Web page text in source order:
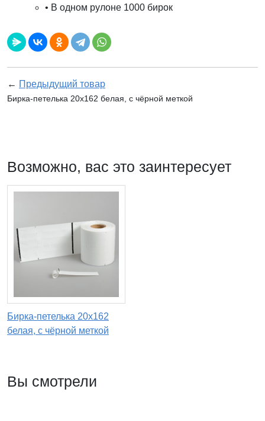
• В одном рулоне 1000 бирок
← Предыдущий товар
Бирка-петелька 20х162 белая, с чёрной меткой
Возможно, вас это заинтересует
Бирка-петелька 20х162
белая, с чёрной меткой
Вы смотрели